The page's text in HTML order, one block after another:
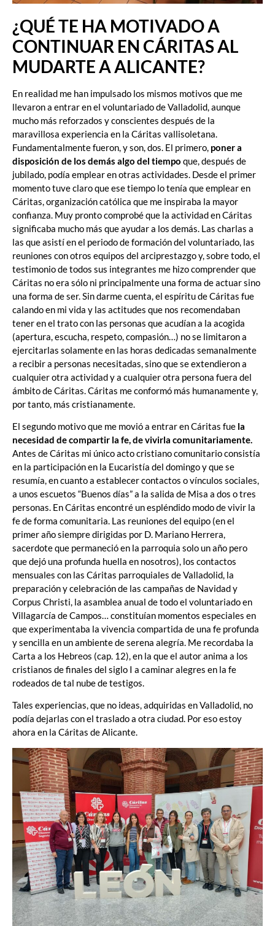
¿QUÉ TE HA MOTIVADO A
CONTINUAR EN CÁRITAS AL
MUDARTE A ALICANTE?
En realidad me han impulsado los mismos motivos que me
llevaron a entrar en el voluntariado de Valladolid, aunque
mucho más reforzados y conscientes después de la
maravillosa experiencia en la Cáritas vallisoletana.
Fundamentalmente fueron, y son, dos. El primero, poner a
disposición de los demás algo del tiempo que, después de
jubilado, podía emplear en otras actividades. Desde el primer
momento tuve claro que ese tiempo lo tenía que emplear en
Cáritas, organización católica que me inspiraba la mayor
confianza. Muy pronto comprobé que la actividad en Cáritas
significaba mucho más que ayudar a los demás. Las charlas a
las que asistí en el periodo de formación del voluntariado, las
reuniones con otros equipos del arciprestazgo y, sobre todo, el
testimonio de todos sus integrantes me hizo comprender que
Cáritas no era sólo ni principalmente una forma de actuar sino
una forma de ser. Sin darme cuenta, el espíritu de Cáritas fue
calando en mi vida y las actitudes que nos recomendaban
tener en el trato con las personas que acudían a la acogida
(apertura, escucha, respeto, compasión…) no se limitaron a
ejercitarlas solamente en las horas dedicadas semanalmente
a recibir a personas necesitadas, sino que se extendieron a
cualquier otra actividad y a cualquier otra persona fuera del
ámbito de Cáritas. Cáritas me conformó más humanamente y,
por tanto, más cristianamente.
El segundo motivo que me movió a entrar en Cáritas fue la
necesidad de compartir la fe, de vivirla comunitariamente.
Antes de Cáritas mi único acto cristiano comunitario consistía
en la participación en la Eucaristía del domingo y que se
resumía, en cuanto a establecer contactos o vínculos sociales,
a unos escuetos “Buenos días” a la salida de Misa a dos o tres
personas. En Cáritas encontré un espléndido modo de vivir la
fe de forma comunitaria. Las reuniones del equipo (en el
primer año siempre dirigidas por D. Mariano Herrera,
sacerdote que permaneció en la parroquia solo un año pero
que dejó una profunda huella en nosotros), los contactos
mensuales con las Cáritas parroquiales de Valladolid, la
preparación y celebración de las campañas de Navidad y
Corpus Christi, la asamblea anual de todo el voluntariado en
Villagarcía de Campos… constituían momentos especiales en
que experimentaba la vivencia compartida de una fe profunda
y sencilla en un ambiente de serena alegría. Me recordaba la
Carta a los Hebreos (cap. 12), en la que el autor anima a los
cristianos de finales del siglo I a caminar alegres en la fe
rodeados de tal nube de testigos.
Tales experiencias, que no ideas, adquiridas en Valladolid, no
podía dejarlas con el traslado a otra ciudad. Por eso estoy
ahora en la Cáritas de Alicante.